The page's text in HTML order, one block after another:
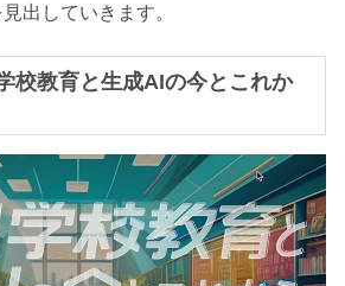
出していきます。
校教育と生成AIの今とこれか